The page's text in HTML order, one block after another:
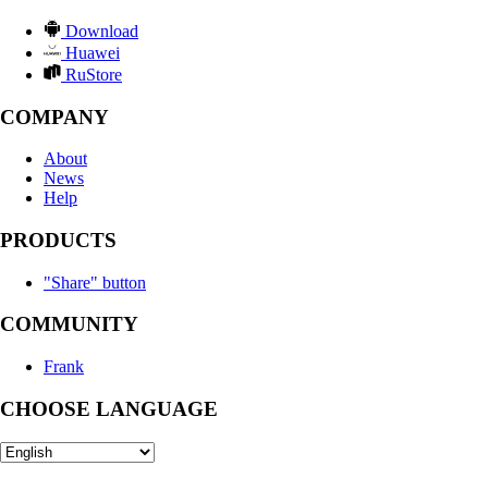
Download
Huawei
RuStore
COMPANY
About
News
Help
PRODUCTS
"Share" button
COMMUNITY
Frank
CHOOSE LANGUAGE